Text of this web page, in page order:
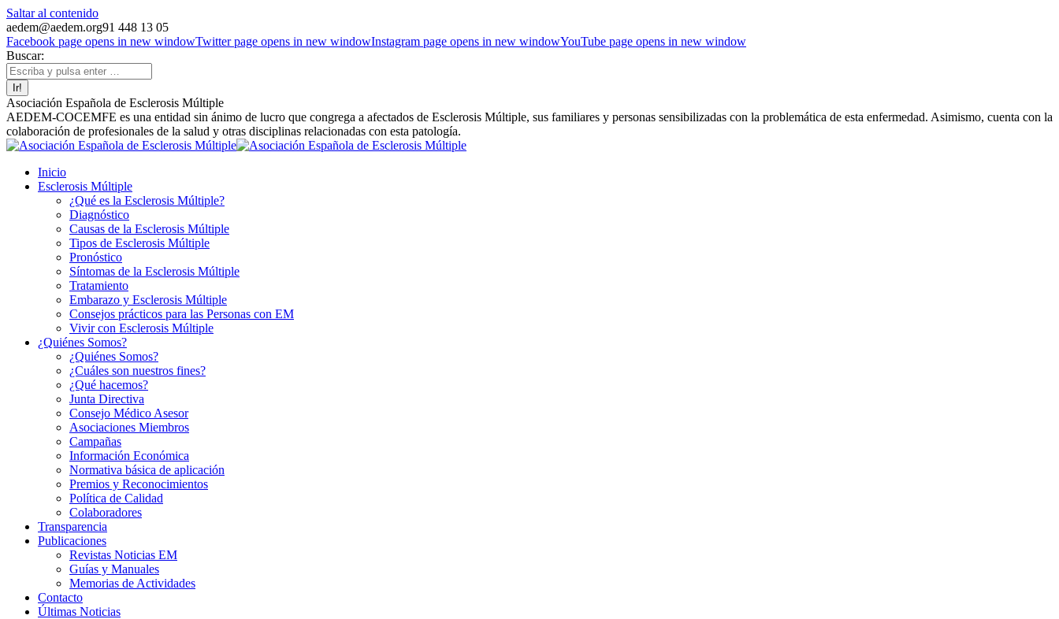
Saltar al contenido
aedem@aedem.org91 448 13 05
Facebook page opens in new windowTwitter page opens in new windowInstagram page opens in new windowYouTube page opens in new window
Buscar:
Asociación Española de Esclerosis Múltiple
AEDEM-COCEMFE es una entidad sin ánimo de lucro que congrega a afectados de Esclerosis Múltiple, sus familiares y personas sensibilizadas con la problemática de esta enfermedad. Asimismo, cuenta con la
colaboración de profesionales de la salud y otras disciplinas relacionadas con esta patología.
Inicio
Esclerosis Múltiple
¿Qué es la Esclerosis Múltiple?
Diagnóstico
Causas de la Esclerosis Múltiple
Tipos de Esclerosis Múltiple
Pronóstico
Síntomas de la Esclerosis Múltiple
Tratamiento
Embarazo y Esclerosis Múltiple
Consejos prácticos para las Personas con EM
Vivir con Esclerosis Múltiple
¿Quiénes Somos?
¿Quiénes Somos?
¿Cuáles son nuestros fines?
¿Qué hacemos?
Junta Directiva
Consejo Médico Asesor
Asociaciones Miembros
Campañas
Información Económica
Normativa básica de aplicación
Premios y Reconocimientos
Política de Calidad
Colaboradores
Transparencia
Publicaciones
Revistas Noticias EM
Guías y Manuales
Memorias de Actividades
Contacto
Últimas Noticias